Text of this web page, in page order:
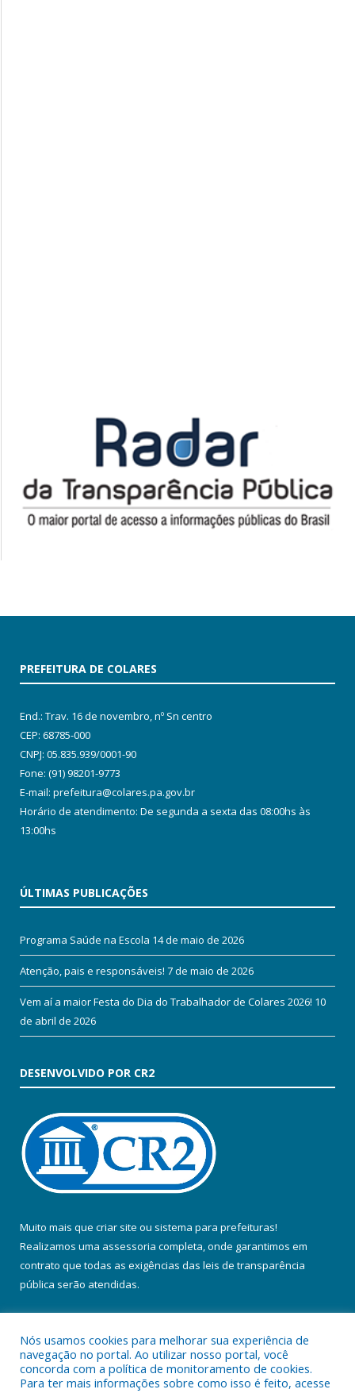
PREFEITURA DE COLARES
End.: Trav. 16 de novembro, nº Sn centro
CEP: 68785-000
CNPJ: 05.835.939/0001-90
Fone: (91) 98201-9773
E-mail: prefeitura@colares.pa.gov.br
Horário de atendimento: De segunda a sexta das 08:00hs às
13:00hs
ÚLTIMAS PUBLICAÇÕES
Programa Saúde na Escola 14 de maio de 2026
Atenção, pais e responsáveis! 7 de maio de 2026
Vem aí a maior Festa do Dia do Trabalhador de Colares 2026! 10
de abril de 2026
DESENVOLVIDO POR CR2
Muito mais que criar site ou sistema para prefeituras!
Realizamos uma assessoria completa, onde garantimos em
contrato que todas as exigências das leis de transparência
pública serão atendidas.
Nós usamos cookies para melhorar sua experiência de
navegação no portal. Ao utilizar nosso portal, você
concorda com a política de monitoramento de cookies.
Para ter mais informações sobre como isso é feito, acesse